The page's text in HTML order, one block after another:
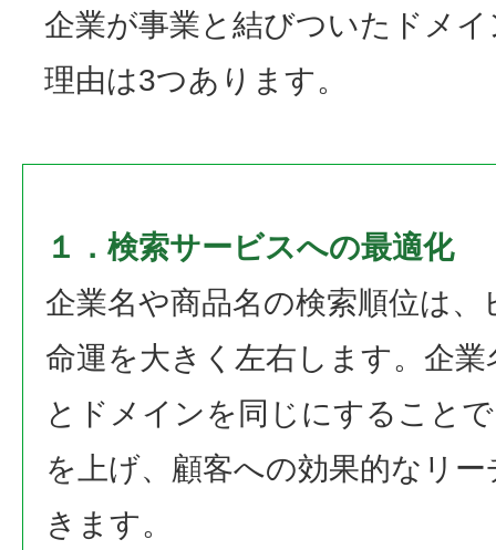
企業が事業と結びついたドメ
理由は3つあります。
１．検索サービスへの最適化
企業名や商品名の検索順位は、
命運を大きく左右します。企業
とドメインを同じにすること
を上げ、顧客への効果的なリ
きます。